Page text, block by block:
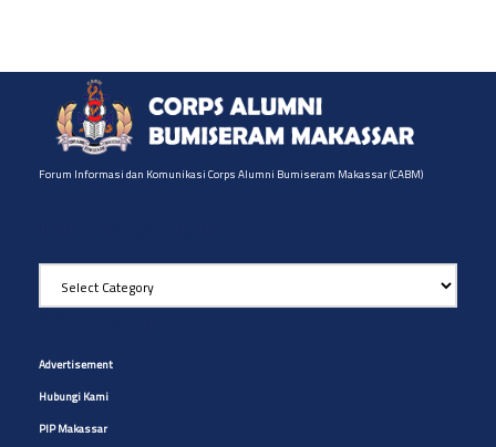
Forum Informasi dan Komunikasi Corps Alumni Bumiseram Makassar (CABM)
Pilih
Artikel
yg
Advertisement
Hubungi Kami
PIP Makassar